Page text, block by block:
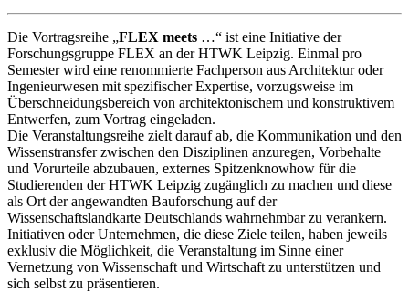
Die Vortragsreihe „FLEX meets …“ ist eine Initiative der
Forschungsgruppe FLEX an der HTWK Leipzig. Einmal pro
Semester wird eine renommierte Fachperson aus Architektur oder
Ingenieurwesen mit spezifischer Expertise, vorzugsweise im
Überschneidungsbereich von architektonischem und konstruktivem
Entwerfen, zum Vortrag eingeladen.
Die Veranstaltungsreihe zielt darauf ab, die Kommunikation und den
Wissenstransfer zwischen den Disziplinen anzuregen, Vorbehalte
und Vorurteile abzubauen, externes Spitzenknowhow für die
Studierenden der HTWK Leipzig zugänglich zu machen und diese
als Ort der angewandten Bauforschung auf der
Wissenschaftslandkarte Deutschlands wahrnehmbar zu verankern.
Initiativen oder Unternehmen, die diese Ziele teilen, haben jeweils
exklusiv die Möglichkeit, die Veranstaltung im Sinne einer
Vernetzung von Wissenschaft und Wirtschaft zu unterstützen und
sich selbst zu präsentieren.